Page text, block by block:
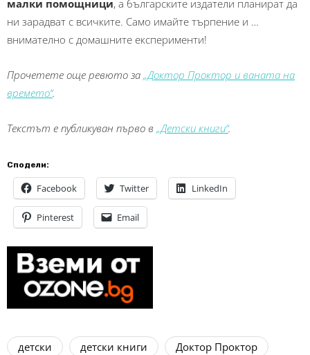
малки помощници, а българските издатели планират да
ни зарадват с всичките. Само имайте търпение и …
внимателно с домашните експерименти!
Прочетете още ревюто за „Доктор Проктор и ваната на
времето“.
Текстът е публикуван първо в „Детски книги“.
Сподели:
Facebook Twitter LinkedIn
Pinterest Email
детски детски книги
Доктор Проктор